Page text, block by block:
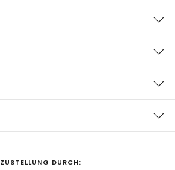
ZUSTELLUNG DURCH: